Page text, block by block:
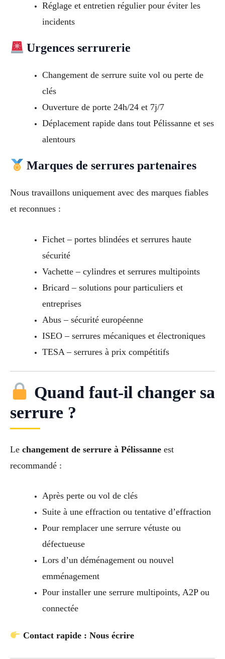
Réglage et entretien régulier pour éviter les
incidents
Urgences serrurerie
Changement de serrure suite vol ou perte de
clés
Ouverture de porte 24h/24 et 7j/7
Déplacement rapide dans tout Pélissanne et ses
alentours
Marques de serrures partenaires
Nous travaillons uniquement avec des marques fiables
et reconnues :
Fichet – portes blindées et serrures haute
sécurité
Vachette – cylindres et serrures multipoints
Bricard – solutions pour particuliers et
entreprises
Abus – sécurité européenne
ISEO – serrures mécaniques et électroniques
TESA – serrures à prix compétitifs
Quand faut-il changer sa
serrure ?
Le changement de serrure à Pélissanne est
recommandé :
Après perte ou vol de clés
Suite à une effraction ou tentative d’effraction
Pour remplacer une serrure vétuste ou
défectueuse
Lors d’un déménagement ou nouvel
emménagement
Pour installer une serrure multipoints, A2P ou
connectée
Contact rapide : Nous écrire